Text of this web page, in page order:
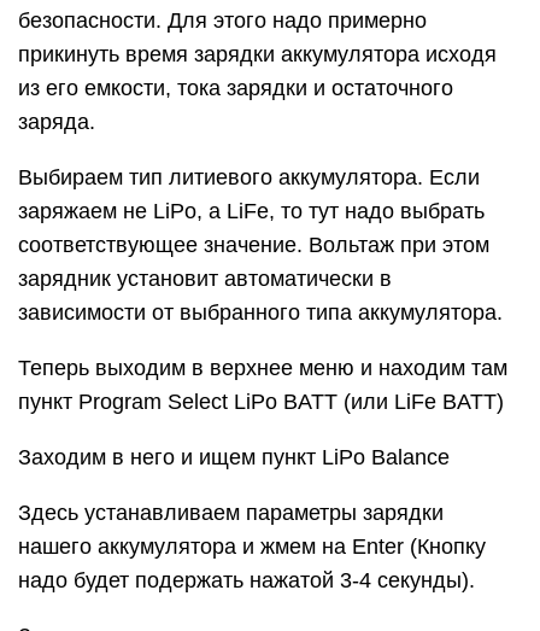
безопасности. Для этого надо примерно
прикинуть время зарядки аккумулятора исходя
из его емкости, тока зарядки и остаточного
заряда.
Выбираем тип литиевого аккумулятора. Если
заряжаем не LiPo, а LiFe, то тут надо выбрать
соответствующее значение. Вольтаж при этом
зарядник установит автоматически в
зависимости от выбранного типа аккумулятора.
Теперь выходим в верхнее меню и находим там
пункт Program Select LiPo BATT (или LiFe BATT)
Заходим в него и ищем пункт LiPo Balance
Здесь устанавливаем параметры зарядки
нашего аккумулятора и жмем на Enter (Кнопку
надо будет подержать нажатой 3-4 секунды).